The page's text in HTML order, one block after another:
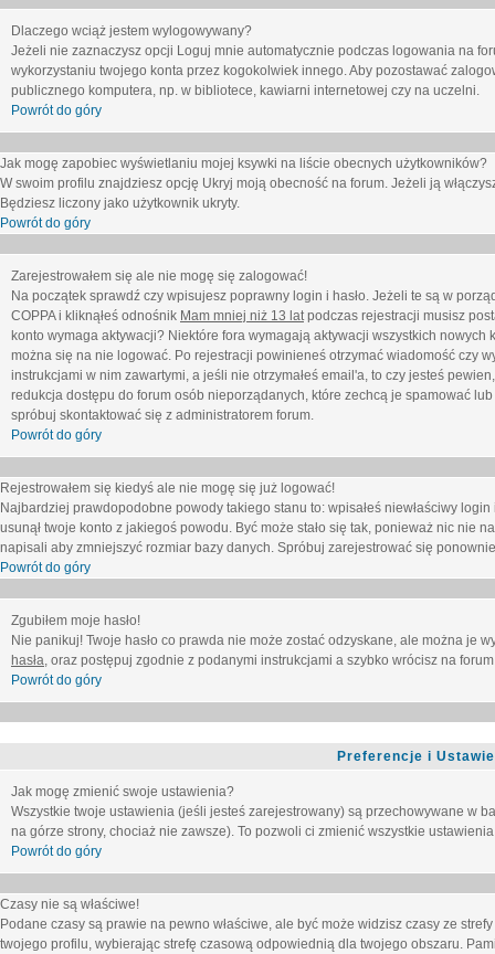
Dlaczego wciąż jestem wylogowywany?
Jeżeli nie zaznaczysz opcji Loguj mnie automatycznie podczas logowania na
wykorzystaniu twojego konta przez kogokolwiek innego. Aby pozostawać
publicznego komputera, np. w bibliotece, kawiarni internetowej czy na uczelni.
Powrót do góry
Jak mogę zapobiec wyświetlaniu mojej ksywki na liście obecnych użytkowników?
W swoim profilu znajdziesz opcję Ukryj moją obecność na forum. Jeżeli ją
Będziesz liczony jako użytkownik ukryty.
Powrót do góry
Zarejestrowałem się ale nie mogę się zalogować!
Na początek sprawdź czy wpisujesz poprawny login i hasło. Jeżeli te są w
COPPA i kliknąłeś odnośnik Mam mniej niż 13 latpodczas rejestracji musisz
konto wymaga aktywacji? Niektóre fora wymagają aktywacji wszystkich
można się na nie logować. Po rejestracji powinieneś otrzymać wiadomość czy
instrukcjami w nim zawartymi, a jeśli nie otrzymałeś email'a, to czy jesteś
redukcja dostępu do forum osób nieporządanych, które zechcą je spamować
spróbuj skontaktować się z administratorem forum.
Powrót do góry
Rejestrowałem się kiedyś ale nie mogę się już logować!
Najbardziej prawdopodobne powody takiego stanu to: wpisałeś niewłaściwy
usunął twoje konto z jakiegoś powodu. Być może stało się tak, ponieważ nic nie
napisali aby zmniejszyć rozmiar bazy danych. Spróbuj zarejestrować się
Powrót do góry
Zgubiłem moje hasło!
Nie panikuj! Twoje hasło co prawda nie może zostać odzyskane, ale można je
hasła, oraz postępuj zgodnie z podanymi instrukcjami a szybko wrócisz na forum
Powrót do góry
Preferencje i
Jak mogę zmienić swoje ustawienia?
Wszystkie twoje ustawienia (jeśli jesteś zarejestrowany) są przechowywane w
na górze strony, chociaż nie zawsze). To pozwoli ci zmienić wszystkie
Powrót do góry
Czasy nie są właściwe!
Podane czasy są prawie na pewno właściwe, ale być może widzisz czasy ze
twojego profilu, wybierając strefę czasową odpowiednią dla twojego obszaru.